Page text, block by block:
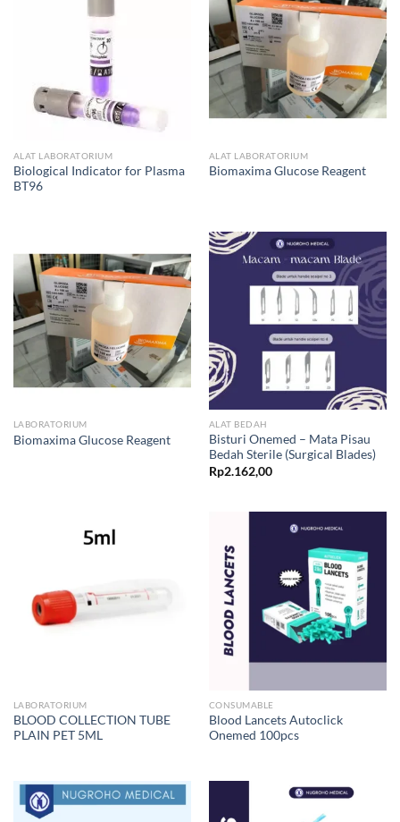
ALAT LABORATORIUM
Biological Indicator for Plasma
BT96
ALAT LABORATORIUM
Biomaxima Glucose Reagent
LABORATORIUM
Biomaxima Glucose Reagent
ALAT BEDAH
Bisturi Onemed – Mata Pisau
Bedah Sterile (Surgical Blades)
Rp2.162,00
LABORATORIUM
BLOOD COLLECTION TUBE
PLAIN PET 5ML
CONSUMABLE
Blood Lancets Autoclick
Onemed 100pcs